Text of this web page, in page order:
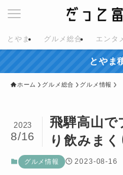
とやま グルメ総合 エンタ
とやま
ホーム グルメ総合 グルメ情報
飛騨高山で
り飲みま
2023
8/16
グルメ情報 2023-08-16